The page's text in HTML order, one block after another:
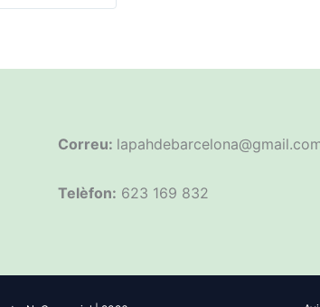
Correu:
Telèfon: 623 169 832